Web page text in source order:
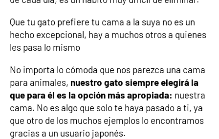
Que tu gato prefiere tu cama a la suya no es un
hecho excepcional, hay a muchos otros a quienes
les pasa lo mismo
No importa lo cómoda que nos parezca una cama
para animales, nuestro gato siempre elegirá la
que para él es la opción más apropiada: nuestra
cama. No es algo que solo te haya pasado a ti, ya
que otro de los muchos ejemplos lo encontramos
gracias a un usuario japonés.